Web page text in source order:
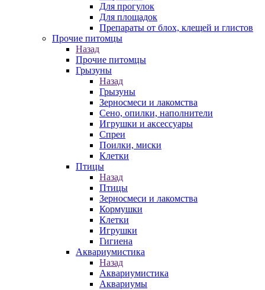
Для прогулок
Для площадок
Препараты от блох, клещей и глистов
Прочие питомцы
Назад
Прочие питомцы
Грызуны
Назад
Грызуны
Зерносмеси и лакомства
Сено, опилки, наполнители
Игрушки и аксессуары
Спреи
Поилки, миски
Клетки
Птицы
Назад
Птицы
Зерносмеси и лакомства
Кормушки
Клетки
Игрушки
Гигиена
Аквариумистика
Назад
Аквариумистика
Аквариумы